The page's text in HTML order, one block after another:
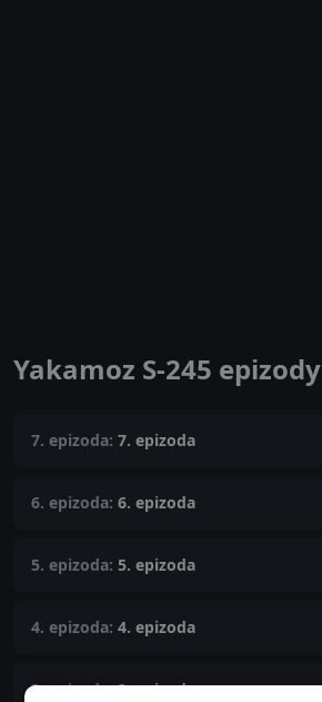
Yakamoz S-245 epizody
7. epizoda: 7. epizoda
6. epizoda: 6. epizoda
5. epizoda: 5. epizoda
4. epizoda: 4. epizoda
3. epizoda:3. epizoda